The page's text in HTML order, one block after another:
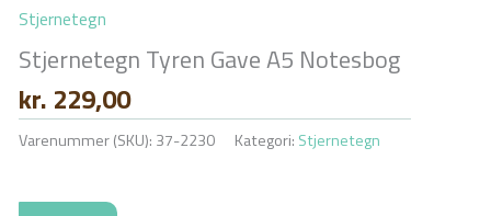
Stjernetegn
Stjernetegn Tyren Gave A5 Notesbog
kr. 229,00
Varenummer (SKU): 37-2230 Kategori: Stjernetegn